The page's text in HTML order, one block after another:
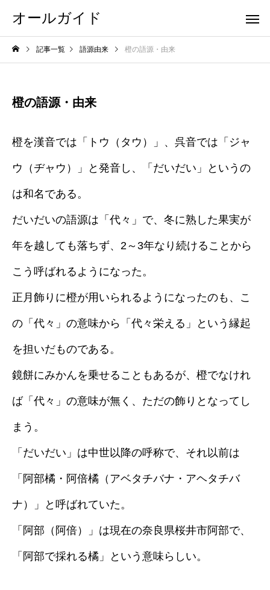
オールガイド
記事一覧 語源由来 橙の語源・由来
橙の語源・由来
橙を漢音では「トウ（タウ）」、呉音では「ジャ
ウ（ヂャウ）」と発音し、「だいだい」というの
は和名である。
だいだいの語源は「代々」で、冬に熟した果実が
年を越しても落ちず、2～3年なり続けることから
こう呼ばれるようになった。
正月飾りに橙が用いられるようになったのも、こ
の「代々」の意味から「代々栄える」という縁起
を担いだものである。
鏡餅にみかんを乗せることもあるが、橙でなけれ
ば「代々」の意味が無く、ただの飾りとなってし
まう。
「だいだい」は中世以降の呼称で、それ以前は
「阿部橘・阿倍橘（アベタチバナ・アヘタチバ
ナ）」と呼ばれていた。
「阿部（阿倍）」は現在の奈良県桜井市阿部で、
「阿部で採れる橘」という意味らしい。